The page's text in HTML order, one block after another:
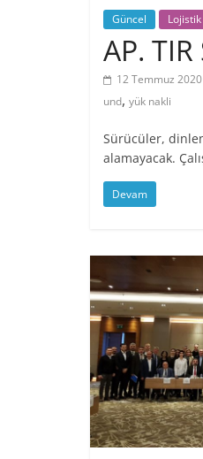
Güncel Lojistik
AP.
12 Temmuz 2020
und, yük nakli
Sürücüler,
alamayacak.
Devam